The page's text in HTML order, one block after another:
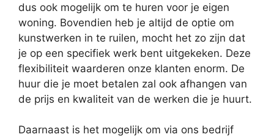
dus ook mogelijk om te huren voor je eigen
woning. Bovendien heb je altijd de optie om
kunstwerken in te ruilen, mocht het zo zijn dat
je op een specifiek werk bent uitgekeken. Deze
flexibiliteit waarderen onze klanten enorm. De
huur die je moet betalen zal ook afhangen van
de prijs en kwaliteit van de werken die je huurt.
Daarnaast is het mogelijk om via ons bedrijf